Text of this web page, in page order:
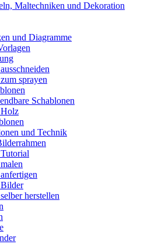
Maltechniken und Dekoration
und Diagramme
sprayen
Schablonen
Holz
und Technik
Bilder
herstellen